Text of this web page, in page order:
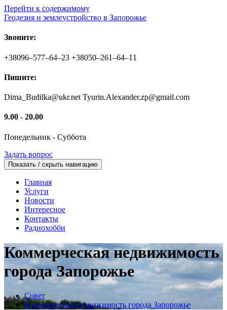
Перейти к содержимому
Геодезия и землеустройство в Запорожье
Звоните:
+38096–577–64–23 +38050–261–64–11
Пишите:
Dima_Budilka@ukr.net Tyurin.Alexander.zp@gmail.com
9.00 - 20.00
Понедельник - Суббота
Задать вопрос
Показать / скрыть навигацию
Главная
Услуги
Новости
Интересное
Контакты
Радиохобби
Коммерческая недвижимость
города Запорожье
Совет
Коммерческая недвижимость города Запорожье